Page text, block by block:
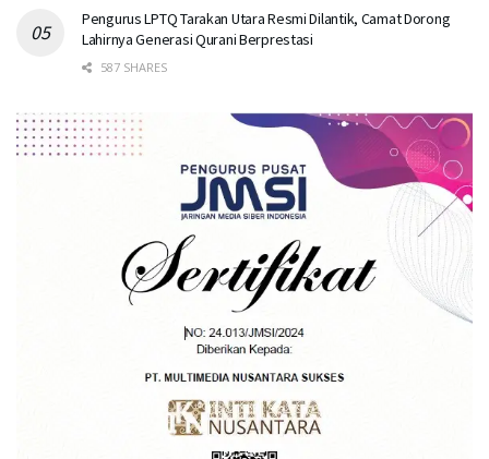
Pengurus LPTQ Tarakan Utara Resmi Dilantik, Camat Dorong
Lahirnya Generasi Qurani Berprestasi
587 SHARES